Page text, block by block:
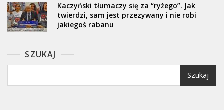
Kaczyński tłumaczy się za “ryżego”. Jak
twierdzi, sam jest przezywany i nie robi
jakiegoś rabanu
SZUKAJ
Szukaj